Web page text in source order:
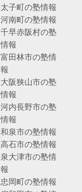
太子町の塾情報
河南町の塾情報
千早赤阪村の塾
情報
富田林市の塾情
報
大阪狭山市の塾
情報
河内長野市の塾
情報
和泉市の塾情報
高石市の塾情報
泉大津市の塾情
報
忠岡町の塾情報